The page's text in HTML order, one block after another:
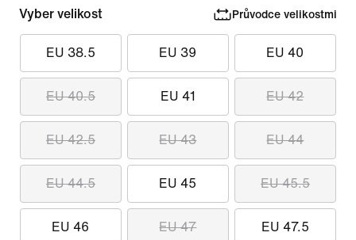
Vyber velikost Průvodce velikostmi
EU 38.5 EU 39 EU 40
EU 40.5 EU 41 EU 42
EU 42.5 EU 43 EU 44
EU 44.5 EU 45 EU 45.5
EU 46 EU 47 EU 47.5